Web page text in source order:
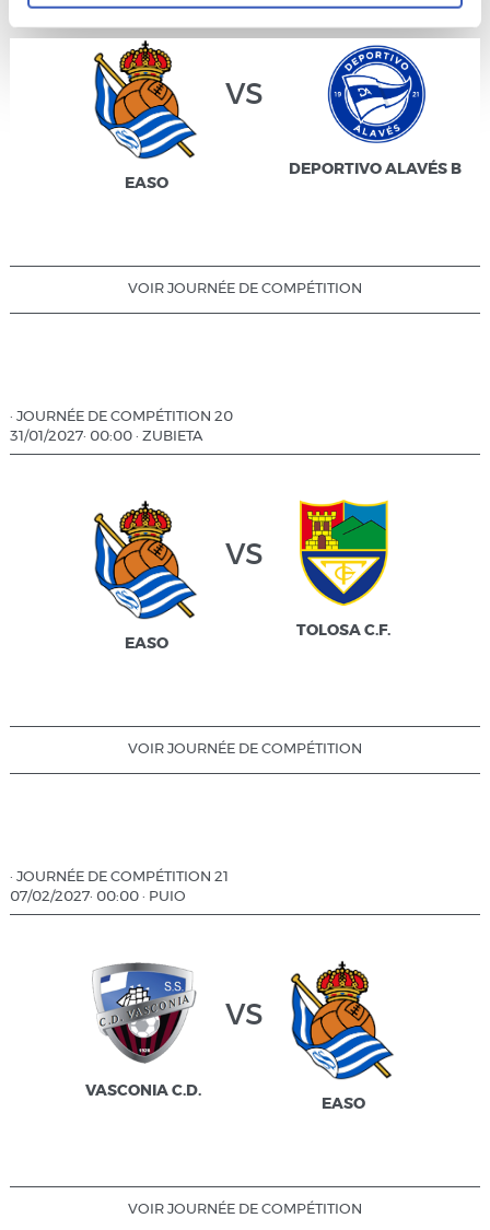
EASO
vs
DEPORTIVO ALAVÉS B
VOIR JOURNÉE DE COMPÉTITION
· JOURNÉE DE COMPÉTITION 20
31/01/2027· 00:00 · ZUBIETA
EASO
vs
TOLOSA C.F.
VOIR JOURNÉE DE COMPÉTITION
· JOURNÉE DE COMPÉTITION 21
07/02/2027· 00:00 · PUIO
VASCONIA C.D.
vs
EASO
VOIR JOURNÉE DE COMPÉTITION